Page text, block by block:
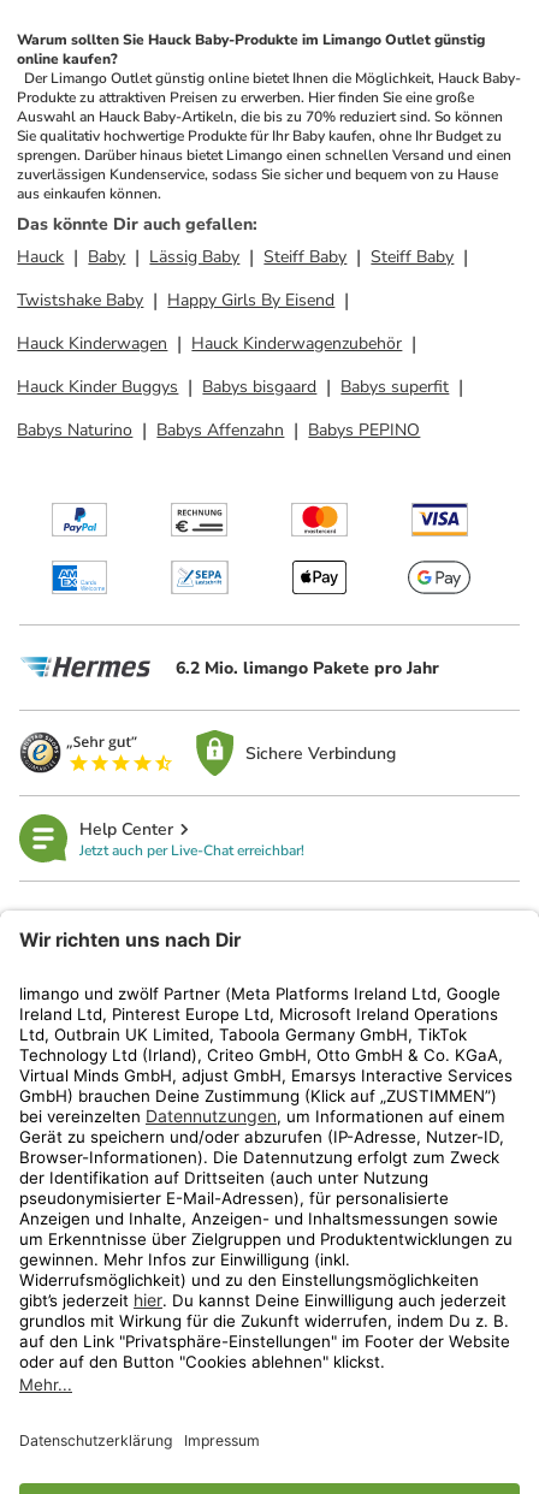
Warum sollten Sie Hauck Baby-Produkte im Limango Outlet günstig
online kaufen?
Der Limango Outlet günstig online bietet Ihnen die Möglichkeit, Hauck Baby-
Produkte zu attraktiven Preisen zu erwerben. Hier finden Sie eine große
Auswahl an Hauck Baby-Artikeln, die bis zu 70% reduziert sind. So können
Sie qualitativ hochwertige Produkte für Ihr Baby kaufen, ohne Ihr Budget zu
sprengen. Darüber hinaus bietet Limango einen schnellen Versand und einen
zuverlässigen Kundenservice, sodass Sie sicher und bequem von zu Hause
aus einkaufen können.
Das könnte Dir auch gefallen:
Hauck
Baby Lässig Baby Steiff Baby
Steiff Baby
Twistshake Baby
Happy Girls By Eisend
Hauck Kinderwagen
Hauck Kinderwagenzubehör
Hauck Kinder Buggys
Babys bisgaard
Babys superfit
Babys Naturino
Babys Affenzahn Babys PEPINO
6.2 Mio. limango Pakete pro Jahr
Sichere Verbindung
Help Center
Jetzt auch per Live-Chat erreichbar!
Kundenservice
Shop
Aktionen
Travel